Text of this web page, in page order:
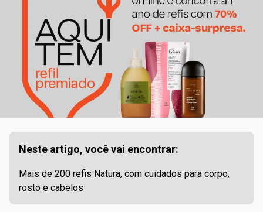
Neste artigo, você vai encontrar:
Mais de 200 refis Natura, com cuidados para corpo,
rosto e cabelos